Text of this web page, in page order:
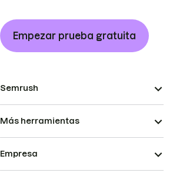
Empezar prueba gratuita
Semrush
Más herramientas
Empresa